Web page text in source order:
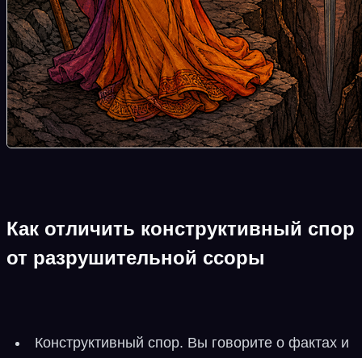
Как отличить конструктивный спор
от разрушительной ссоры
Конструктивный спор. Вы говорите о фактах и